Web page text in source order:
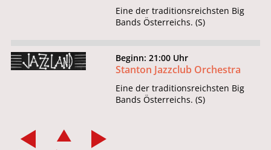
Eine der traditionsreichsten Big
Bands Österreichs. (S)
Beginn: 21:00 Uhr
Stanton Jazzclub Orchestra
Eine der traditionsreichsten Big
Bands Österreichs. (S)